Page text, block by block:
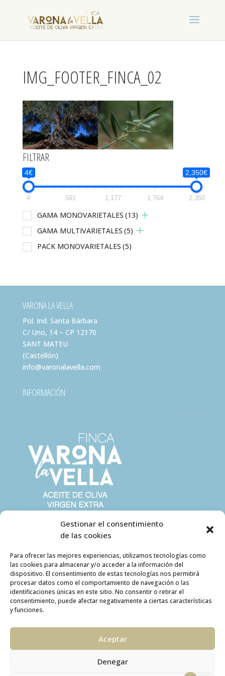
Gestionar el consentimiento
de las cookies
Para ofrecer las mejores experiencias, utilizamos tecnologías como
las cookies para almacenar y/o acceder a la información del
dispositivo. El consentimiento de estas tecnologías nos permitirá
procesar datos como el comportamiento de navegación o las
identificaciones únicas en este sitio. No consentir o retirar el
consentimiento, puede afectar negativamente a ciertas características
y funciones.
Aceptar
Denegar
IMG_FOOTER_FINCA_02
FILTRAR
4€ 2,350€
4 591 1,177 1,764 2,350
GAMA MONOVARIETALES (13)
GAMA MULTIVARIETALES (5)
PACK MONOVARIETALES (5)
VARONA LA VELLA
Pol. Ind. Santa Bárbara
C/ Uno, 14 – CP 12170
SANT MATEU
(Castellón)
info@varonalavella.com
INFORMACIÓN